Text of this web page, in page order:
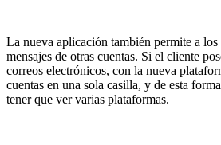
La nueva aplicación también permite a
mensajes de otras cuentas. Si el cliente
correos electrónicos, con la nueva
cuentas en una sola casilla, y de esta
tener que ver varias plataformas.